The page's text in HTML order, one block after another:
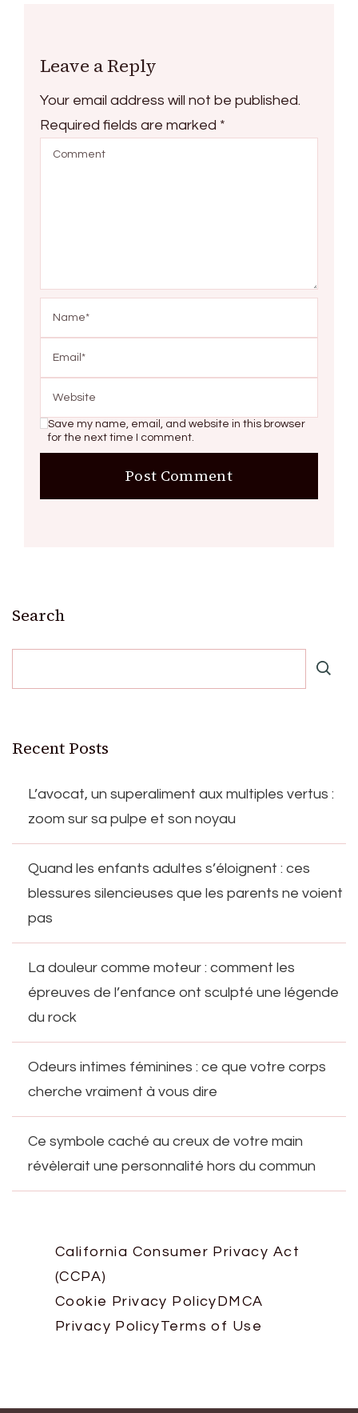
Leave a Reply
Your email address will not be published.
Required fields are marked *
Save my name, email, and website in this browser
for the next time I comment.
Search
Recent Posts
L’avocat, un superaliment aux multiples vertus :
zoom sur sa pulpe et son noyau
Quand les enfants adultes s’éloignent : ces
blessures silencieuses que les parents ne voient
pas
La douleur comme moteur : comment les
épreuves de l’enfance ont sculpté une légende
du rock
Odeurs intimes féminines : ce que votre corps
cherche vraiment à vous dire
Ce symbole caché au creux de votre main
révèlerait une personnalité hors du commun
California Consumer Privacy Act
(CCPA)
Cookie Privacy Policy DMCA
Privacy PolicyTerms of Use